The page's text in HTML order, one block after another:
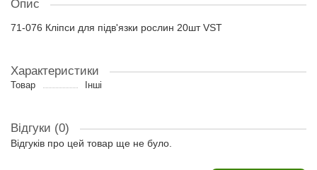
Опис
71-076 Кліпси для підв'язки рослин 20шт VST
Характеристики
Товар Інші
Відгуки (0)
Відгуків про цей товар ще не було.